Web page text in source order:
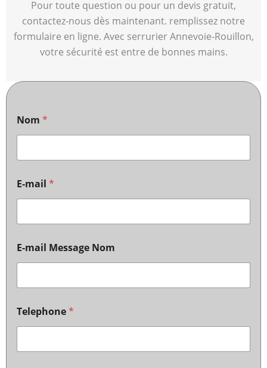
Pour toute question ou pour un devis gratuit,
contactez-nous dès maintenant. remplissez notre
formulaire en ligne. Avec serrurier Annevoie-Rouillon,
votre sécurité est entre de bonnes mains.
Nom *
E-mail *
E-mail Message Nom
Telephone*